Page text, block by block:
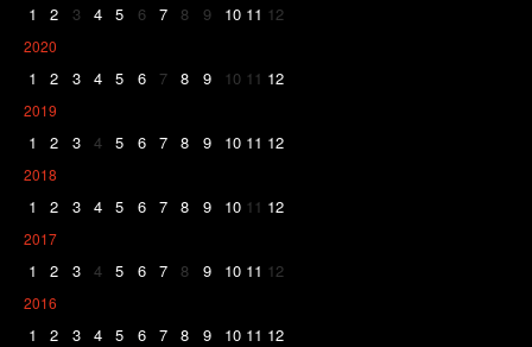
1 2 3 4 5 6 7 8 9 10 11 12
2020
1 2 3 4 5 6 7 8 9 10 11 12
2019
1 2 3 4 5 6 7 8 9 10 11 12
2018
1 2 3 4 5 6 7 8 9 10 11 12
2017
1 2 3 4 5 6 7 8 9 10 11 12
2016
1 2 3 4 5 6 7 8 9 10 11 12